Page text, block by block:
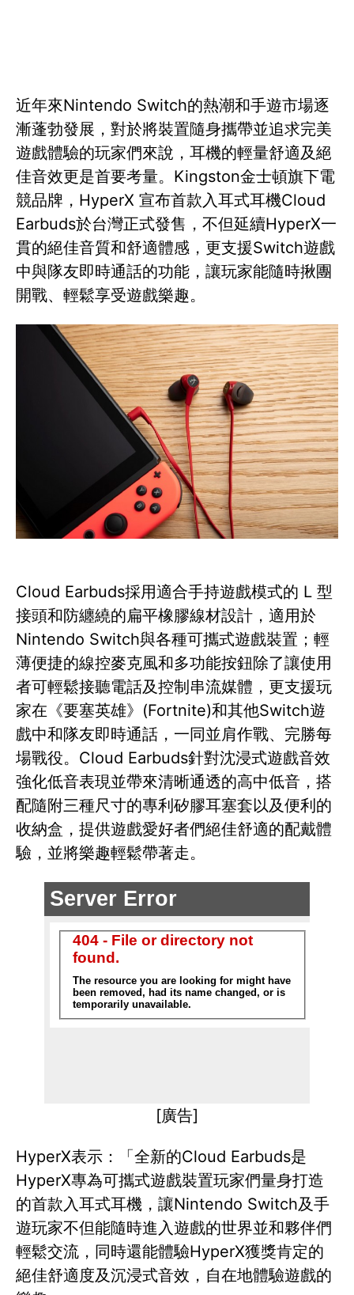
近年來Nintendo Switch的熱潮和手遊市場逐
漸蓬勃發展，對於將裝置隨身攜帶並追求完美
遊戲體驗的玩家們來說，耳機的輕量舒適及絕
佳音效更是首要考量。Kingston金士頓旗下電
競品牌，HyperX 宣布首款入耳式耳機Cloud
Earbuds於台灣正式發售，不但延續HyperX一
貫的絕佳音質和舒適體感，更支援Switch遊戲
中與隊友即時通話的功能，讓玩家能隨時揪團
開戰、輕鬆享受遊戲樂趣。
Cloud Earbuds採用適合手持遊戲模式的 L 型
接頭和防纏繞的扁平橡膠線材設計，適用於
Nintendo Switch與各種可攜式遊戲裝置；輕
薄便捷的線控麥克風和多功能按鈕除了讓使用
者可輕鬆接聽電話及控制串流媒體，更支援玩
家在《要塞英雄》(Fortnite)和其他Switch遊
戲中和隊友即時通話，一同並肩作戰、完勝每
場戰役。Cloud Earbuds針對沈浸式遊戲音效
強化低音表現並帶來清晰通透的高中低音，搭
配隨附三種尺寸的專利矽膠耳塞套以及便利的
收納盒，提供遊戲愛好者們絕佳舒適的配戴體
驗，並將樂趣輕鬆帶著走。
[廣告]
HyperX表示：「全新的Cloud Earbuds是
HyperX專為可攜式遊戲裝置玩家們量身打造
的首款入耳式耳機，讓Nintendo Switch及手
遊玩家不但能隨時進入遊戲的世界並和夥伴們
輕鬆交流，同時還能體驗HyperX獲獎肯定的
絕佳舒適度及沉浸式音效，自在地體驗遊戲的